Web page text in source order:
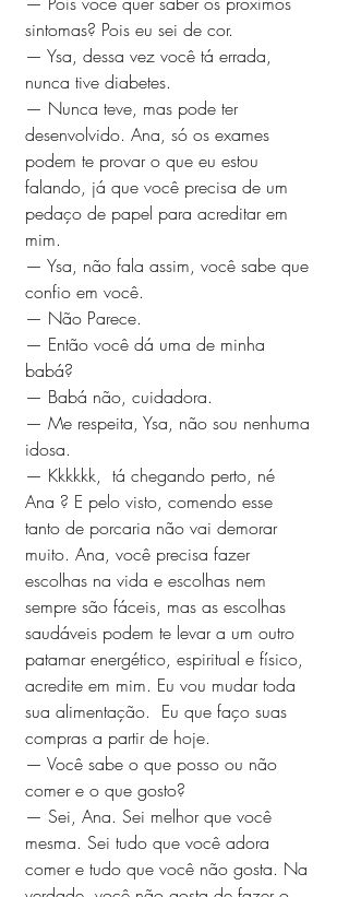
sintomas? Pois eu sei de cor.
— Ysa, dessa vez você tá errada,
nunca tive diabetes.
— Nunca teve, mas pode ter
desenvolvido. Ana, só os exames
podem te provar o que eu estou
falando, já que você precisa de um
pedaço de papel para acreditar em
mim.
— Ysa, não fala assim, você sabe que
confio em você.
— Não Parece.
— Então você dá uma de minha
babá?
— Babá não, cuidadora.
— Me respeita, Ysa, não sou nenhuma
idosa.
— Kkkkkk,  tá chegando perto, né
Ana ? E pelo visto, comendo esse
tanto de porcaria não vai demorar
muito. Ana, você precisa fazer
escolhas na vida e escolhas nem
sempre são fáceis, mas as escolhas
saudáveis podem te levar a um outro
patamar energético, espiritual e físico,
acredite em mim. Eu vou mudar toda
sua alimentação.  Eu que faço suas
compras a partir de hoje.
— Você sabe o que posso ou não
comer e o que gosto?
— Sei, Ana. Sei melhor que você
mesma. Sei tudo que você adora
comer e tudo que você não gosta. Na